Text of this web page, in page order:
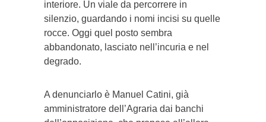
interiore. Un viale da percorrere in
silenzio, guardando i nomi incisi su quelle
rocce. Oggi quel posto sembra
abbandonato, lasciato nell’incuria e nel
degrado.
A denunciarlo è Manuel Catini, già
amministratore dell’Agraria dai banchi